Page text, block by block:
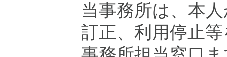
当事務所は、本
訂正、利用停止